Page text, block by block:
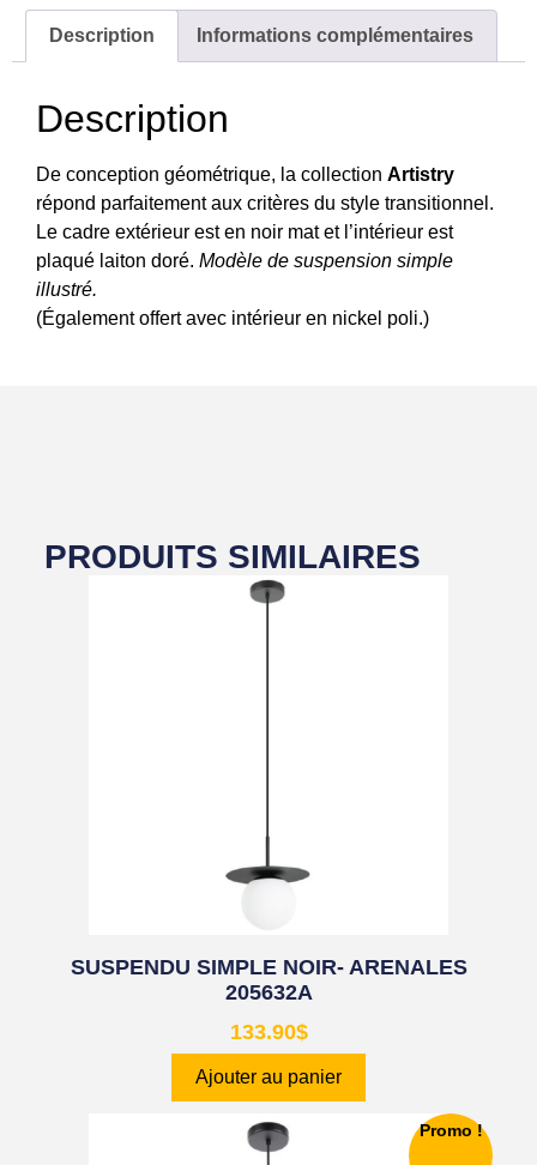
Description Informations complémentaires
Description
De conception géométrique, la collection Artistry
répond parfaitement aux critères du style transitionnel.
Le cadre extérieur est en noir mat et l’intérieur est
plaqué laiton doré. Modèle de suspension simple
illustré.
(Également offert avec intérieur en nickel poli.)
PRODUITS SIMILAIRES
SUSPENDU SIMPLE NOIR- ARENALES
205632A
133.90$
Ajouter au panier
Promo !